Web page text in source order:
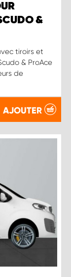
&
tiroirs et
& ProAce
de
AJOUTER